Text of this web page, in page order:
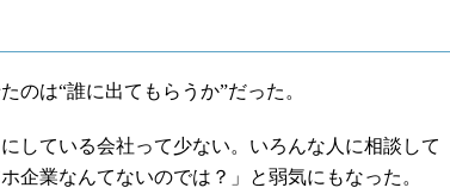
は“誰に出てもらうか”だった。
している会社って少ない。いろんな人に相談して
企業なんてないのでは？」と弱気にもなった。